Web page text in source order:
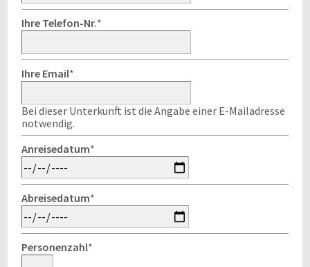
Ihre Telefon-Nr.*
Ihre Email*
Bei dieser Unterkunft ist die Angabe einer E-Mailadresse
notwendig.
Anreisedatum*
Abreisedatum*
Personenzahl*